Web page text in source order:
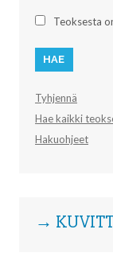
Teoksesta
Tyhjennä
Hae kaikki
Hakuohjeet
→